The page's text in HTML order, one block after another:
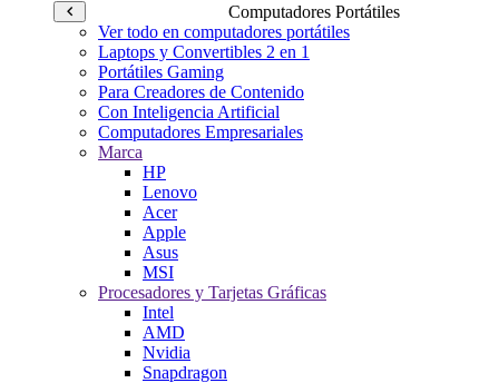
Computadores Portátiles
Ver todo en computadores portátiles
Laptops y Convertibles 2 en 1
Portátiles Gaming
Para Creadores de Contenido
Con Inteligencia Artificial
Computadores Empresariales
Marca
HP
Lenovo
Acer
Apple
Asus
MSI
Procesadores y Tarjetas Gráficas
Intel
AMD
Nvidia
Snapdragon